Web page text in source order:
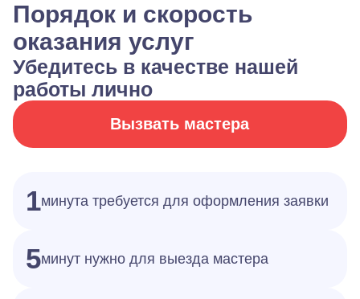
Порядок и скорость
оказания услуг
Убедитесь в качестве нашей
работы лично
Вызвать мастера
1минута требуется для оформления заявки
5минут нужно для выезда мастера